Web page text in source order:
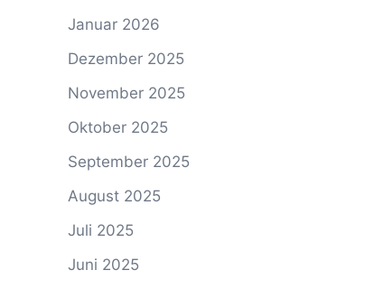
Januar 2026
Dezember 2025
November 2025
Oktober 2025
September 2025
August 2025
Juli 2025
Juni 2025